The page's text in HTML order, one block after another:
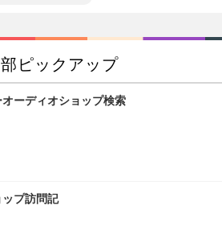
ピックアップ
ーディオショップ検索
プ訪問記